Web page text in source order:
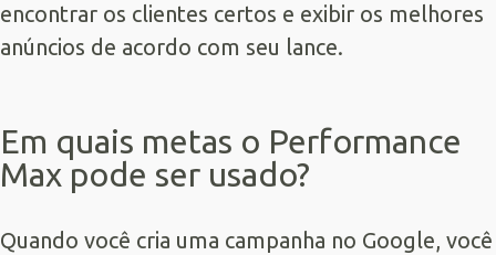
encontrar os clientes certos e exibir os melhores
anúncios de acordo com seu lance.
Em quais metas o Performance
Max pode ser usado?
Quando você cria uma campanha no Google, você